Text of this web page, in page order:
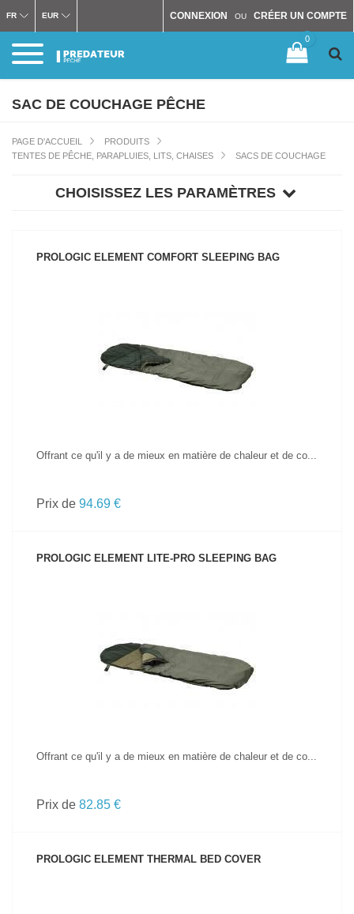
CONNEXION OU CRÉER UN COMPTE
FR EUR
0
SAC DE COUCHAGE PÊCHE
PAGE D'ACCUEIL
PRODUITS
TENTES DE PÊCHE, PARAPLUIES, LITS, CHAISES
SACS DE COUCHAGE
CHOISISSEZ LES PARAMÈTRES
PROLOGIC ELEMENT COMFORT SLEEPING BAG
Offrant ce qu'il y a de mieux en matière de chaleur et de co...
Prix de 94.69 €
PROLOGIC ELEMENT LITE-PRO SLEEPING BAG
Offrant ce qu'il y a de mieux en matière de chaleur et de co...
Prix de 82.85 €
PROLOGIC ELEMENT THERMAL BED COVER